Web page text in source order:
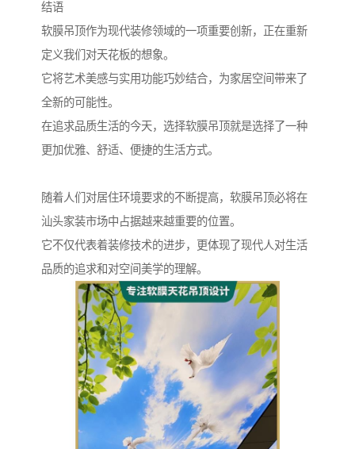
结语
软膜吊顶作为现代装修领域的一项重要创新，正在重新
定义我们对天花板的想象。
它将艺术美感与实用功能巧妙结合，为家居空间带来了
全新的可能性。
在追求品质生活的今天，选择软膜吊顶就是选择了一种
更加优雅、舒适、便捷的生活方式。
随着人们对居住环境要求的不断提高，软膜吊顶必将在
汕头家装市场中占据越来越重要的位置。
它不仅代表着装修技术的进步，更体现了现代人对生活
品质的追求和对空间美学的理解。